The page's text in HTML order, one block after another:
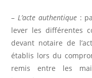
–L’acte authentique:
lever les différentes
devant notaire de
établis lors du
remis entre les